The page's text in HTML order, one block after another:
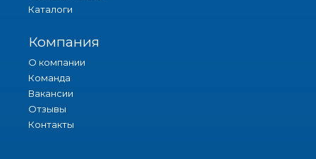
Каталоги
Компания
О компании
Команда
Вакансии
Отзывы
Контакты